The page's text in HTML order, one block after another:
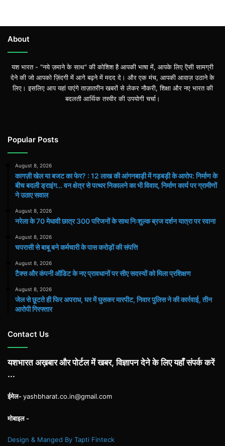
के
आरोप:
बीच
बदली
ड्राइंग… वन
का
भी
विवाद,
निर्माण
कार्य
ग्रामीणों
सवाल
About
यश भारत - "नये ज़माने के साथ" की कोशिश है आपकी भाषा में, आपके लिए ऎसी सामग्री
देने की जो आपको ज़िंदगी में आगे बढ़ने में मदद दे। और एक मंच, आपकी आवाज़ उठाने के
लिए। इसलिए आप यहां पाएंगे ताज़ातरीन खबरों से लेकर नौकरी, शिक्षा और नए भारत की
बदलती आर्थिक तस्वीर की उपयोगी चर्चा।
Popular Posts
August 8, 2026
कागज़ी खेल या बजट का फेर? : 12 लाख की आंगनबाड़ी में गड़बड़ी के आरोप: निर्माण के
बीच बदली ड्राइंग… वन क्षेत्र से पत्थर निकालने का भी विवाद, निर्माण कार्य पर ग्रामीणों
ने उठाए सवाल
August 8, 2026
नरेला के 70 मेधावी छात्र 300 परिजनों के साथ निःशुल्क ब्रज दर्शन यात्रा पर रवाना
August 8, 2026
चपरासी से बाबू बने कर्मचारी के पास करोड़ों की संपत्ति
August 8, 2026
टैक्स और कंपनी ऑडिट के नए प्रावधानों पर सीए सदस्यों को मिला प्रशिक्षण
August 8, 2026
जेल से छूटते ही फिर अपराध, घर में घुसकर मारपीट, निवार पुलिस ने की कार्रवाई, तीन
आरोपी गिरफ्तार
Contact Us
यशभारत अख़बार और पोर्टल में खबर, विज्ञापन देने के लिए यहाँ संपर्क करें
...
ईमेल-yashbharat.co.in@gmail.com
मोबाइल -
Design & Manged By Tapti Finteck